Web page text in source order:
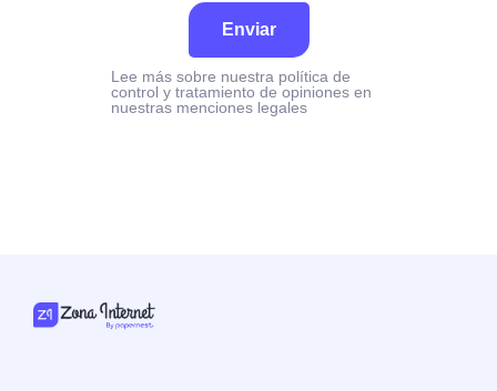
Enviar
Lee más sobre nuestra política de
control y tratamiento de opiniones en
nuestras menciones legales